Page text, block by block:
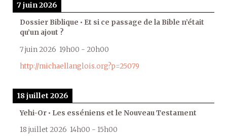
7 juin 2026
Dossier Biblique • Et si ce passage de la Bible n’était
qu’un ajout ?
7 juin 2026 19h00 - 20h00
http://michaellanglois.org?p=25079
18 juillet 2026
Yehi-Or • Les esséniens et le Nouveau Testament
18 juillet 2026 14h00 - 15h00